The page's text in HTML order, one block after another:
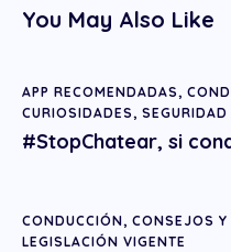
You May Also Like
APP RECOMENDADAS ,
CURIOSIDADES , SEGURIDAD
#StopChatear, si
CONDUCCIÓN, CONSEJOS Y
LEGISLACIÓN VIGENTE